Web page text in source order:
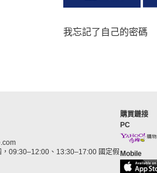
我忘記了自己的密碼
09:30–12:00、13:30–17:00 國定假
購買鏈接
PC
Mobile